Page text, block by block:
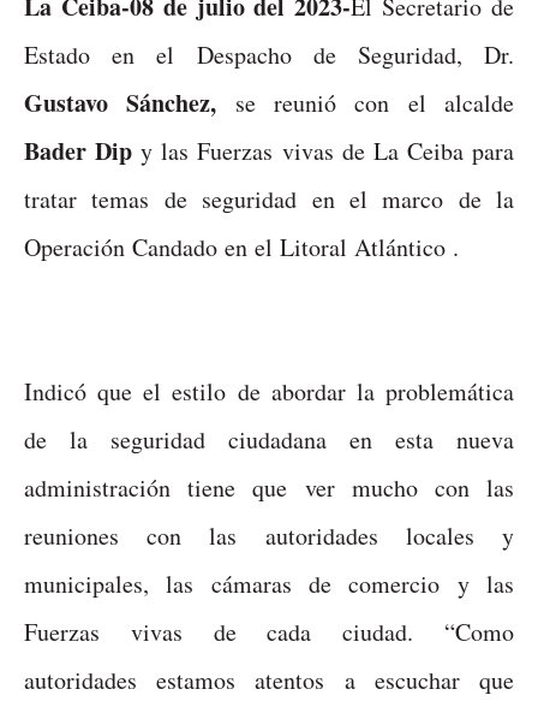
Estado en el Despacho de Seguridad, Dr.
Gustavo Sánchez, se reunió con el alcalde
Bader Dip y las Fuerzas vivas de La Ceiba para
tratar temas de seguridad en el marco de la
Operación Candado en el Litoral Atlántico .
Indicó que el estilo de abordar la problemática
de la seguridad ciudadana en esta nueva
administración tiene que ver mucho con las
reuniones con las autoridades locales y
municipales, las cámaras de comercio y las
Fuerzas vivas de cada ciudad. “Como
autoridades estamos atentos a escuchar que